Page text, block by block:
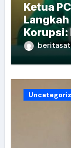
Ketua
Korupsi:
dan